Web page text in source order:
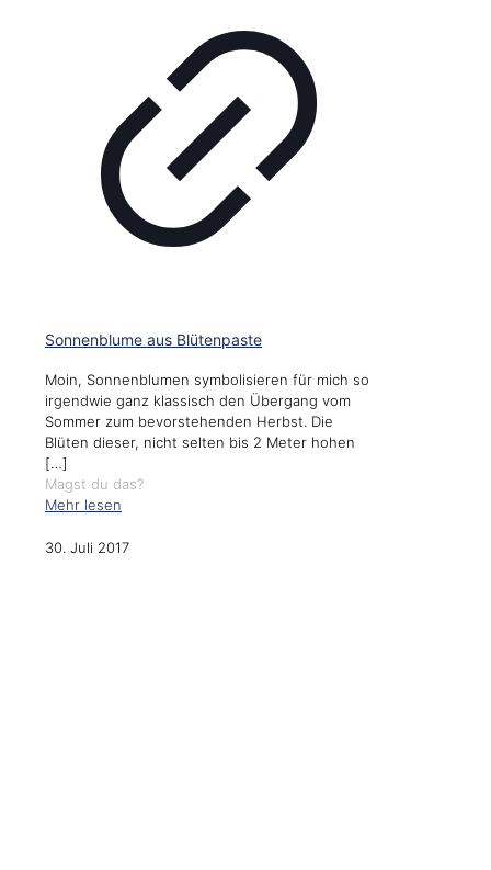
Sonnenblume aus Blütenpaste
Moin, Sonnenblumen symbolisieren für mich so
irgendwie ganz klassisch den Übergang vom
Sommer zum bevorstehenden Herbst. Die
Blüten dieser, nicht selten bis 2 Meter hohen
[…]
Magst du das?
Mehr lesen
30. Juli 2017